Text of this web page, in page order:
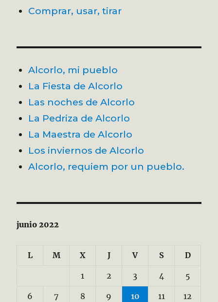
Comprar, usar, tirar
Alcorlo, mi pueblo
La Fiesta de Alcorlo
Las noches de Alcorlo
La Pedriza de Alcorlo
La Maestra de Alcorlo
Los inviernos de Alcorlo
Alcorlo, requiem por un pueblo.
junio 2022
L M X J V S D
1 2 3 4 5
6 7 8 9 10 11 12